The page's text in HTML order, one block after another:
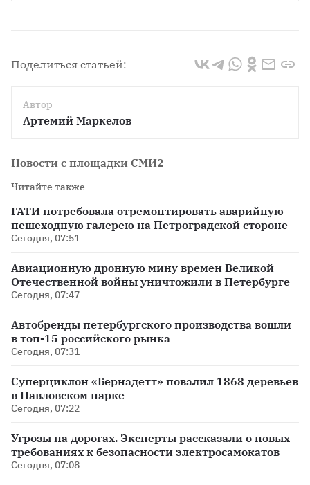
Поделиться статьей:
Автор
Артемий Маркелов
Новости с площадки СМИ2
Читайте также
ГАТИ потребовала отремонтировать аварийную
пешеходную галерею на Петроградской стороне
Сегодня, 07:51
Авиационную дронную мину времен Великой
Отечественной войны уничтожили в Петербурге
Сегодня, 07:47
Автобренды петербургского производства вошли
в топ-15 российского рынка
Сегодня, 07:31
Суперциклон «Бернадетт» повалил 1868 деревьев
в Павловском парке
Сегодня, 07:22
Угрозы на дорогах. Эксперты рассказали о новых
требованиях к безопасности электросамокатов
Сегодня, 07:08